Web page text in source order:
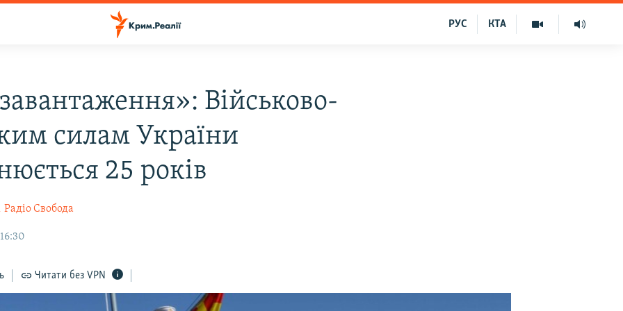
КТА
РУС
Військово-
силам України
25 років
Радіо Свобода
Читати без VPN